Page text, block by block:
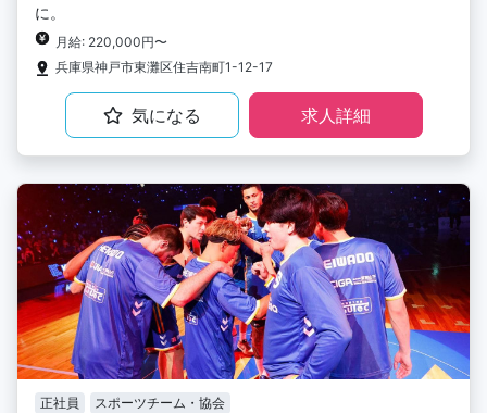
に。
月給: 220,000円〜
兵庫県神戸市東灘区住吉南町1-12-17
気になる 求人詳細
正社員 スポーツチーム・協会